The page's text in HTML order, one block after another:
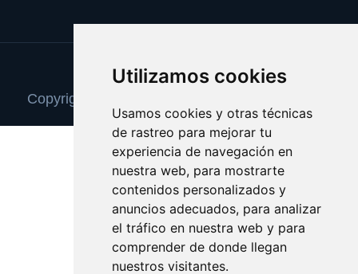
Utilizamos cookies
Usamos cookies y otras técnicas
de rastreo para mejorar tu
experiencia de navegación en
nuestra web, para mostrarte
contenidos personalizados y
anuncios adecuados, para analizar
el tráfico en nuestra web y para
comprender de donde llegan
nuestros visitantes.
Update cookies preferences
Copyright © 2025 camaradevideovigilancia.com